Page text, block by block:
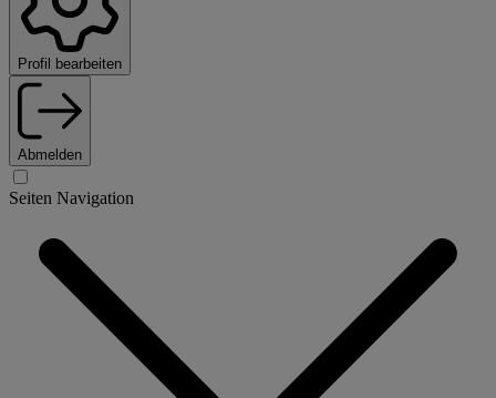
Profil bearbeiten
Abmelden
Seiten Navigation